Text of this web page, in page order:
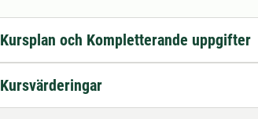
Kursplan och Kompletterande uppgifter
Kursvärderingar